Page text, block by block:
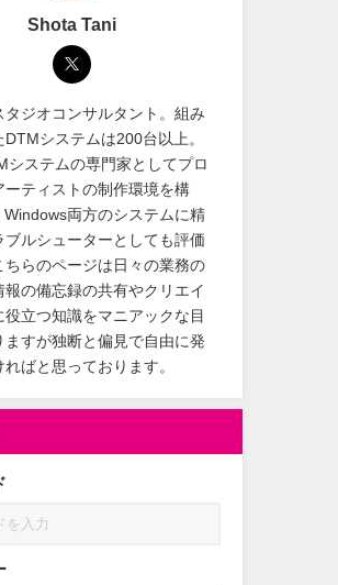
Shota Tani
タジオコンサルタント。組み
DTMシステムは200台以上。
システムの専門家としてプロ
ーティストの制作環境を構
両方のシステムに精
ブルシューターとしても評価
ちらのページは日々の業務の
報の備忘録の共有やクリエイ
役立つ知識をマニアックな目
ますが独断と偏見で自由に発
ばと思っております。